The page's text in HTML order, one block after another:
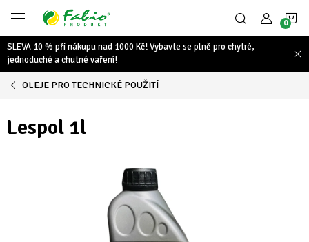
obsah
SLEVA 10 % při nákupu nad 1000 Kč! Vybavte se plně pro chytré,
jednoduché a chutné vaření!
OLEJE PRO TECHNICKÉ POUŽITÍ
Lespol 1l